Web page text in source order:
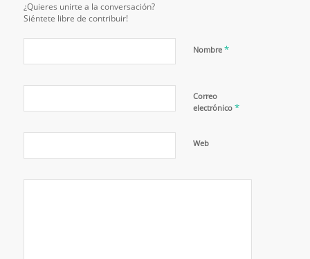
¿Quieres unirte a la conversación?
Siéntete libre de contribuir!
Nombre *
Correo
electrónico *
Web